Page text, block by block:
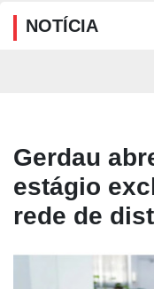
NOTÍCIA
Gerdau
estágio
rede de